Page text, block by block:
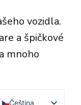
vozidla.
a špičkové
mnoho
Čeština